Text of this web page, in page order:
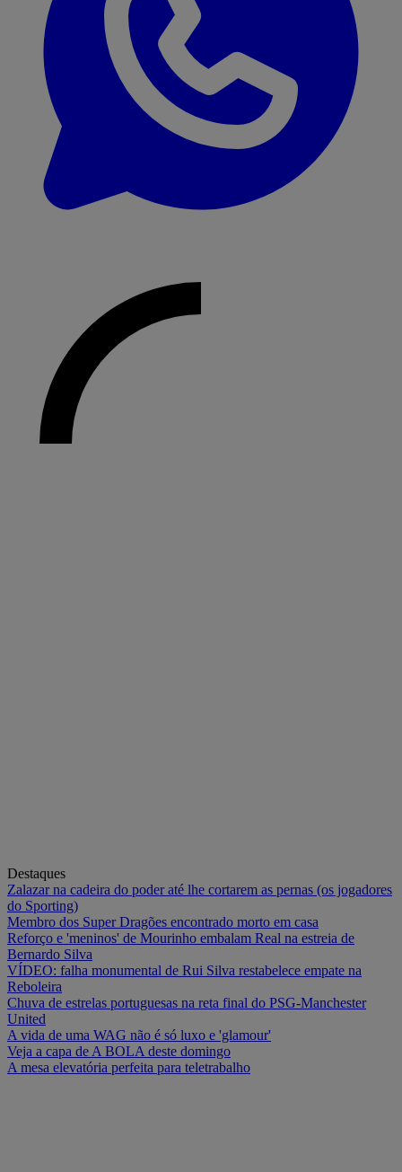
Destaques
Zalazar na cadeira do poder até lhe cortarem as pernas (os jogadores
do Sporting)
Membro dos Super Dragões encontrado morto em casa
Reforço e 'meninos' de Mourinho embalam Real na estreia de
Bernardo Silva
VÍDEO: falha monumental de Rui Silva restabelece empate na
Reboleira
Chuva de estrelas portuguesas na reta final do PSG-Manchester
United
A vida de uma WAG não é só luxo e 'glamour'
Veja a capa de A BOLA deste domingo
A mesa elevatória perfeita para teletrabalho